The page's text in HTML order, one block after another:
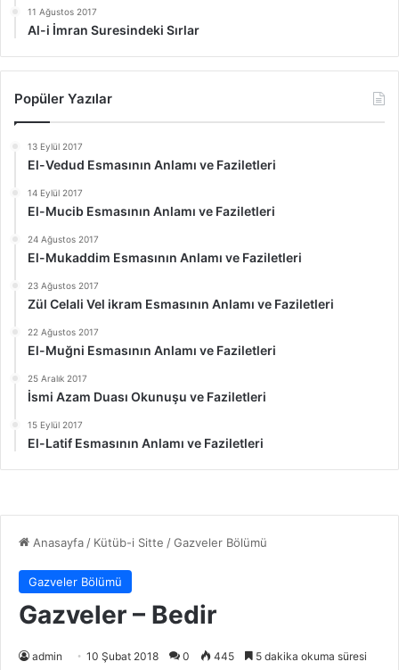
11 Ağustos 2017
Al-i İmran Suresindeki Sırlar
Popüler Yazılar
13 Eylül 2017
El-Vedud Esmasının Anlamı ve Faziletleri
14 Eylül 2017
El-Mucib Esmasının Anlamı ve Faziletleri
24 Ağustos 2017
El-Mukaddim Esmasının Anlamı ve Faziletleri
23 Ağustos 2017
Zül Celali Vel ikram Esmasının Anlamı ve Faziletleri
22 Ağustos 2017
El-Muğni Esmasının Anlamı ve Faziletleri
25 Aralık 2017
İsmi Azam Duası Okunuşu ve Faziletleri
15 Eylül 2017
El-Latif Esmasının Anlamı ve Faziletleri